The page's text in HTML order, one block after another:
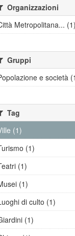
Organizzazioni
Metropolitana... (1)
Gruppi
e società
Tag
(1)
(1)
(1)
(1)
di culto (1)
(1)